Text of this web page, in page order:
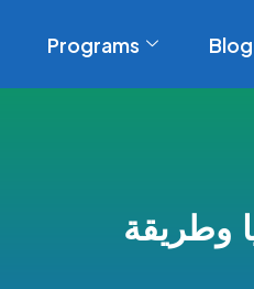
Programs Blog
وطريقة